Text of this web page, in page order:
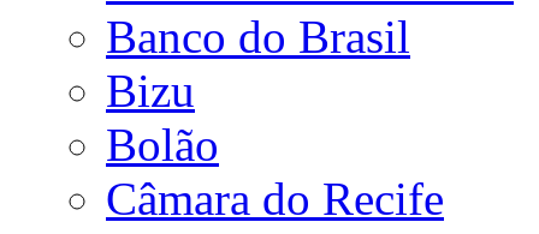
Banco do Brasil
Bizu
Bolão
Câmara do Recife